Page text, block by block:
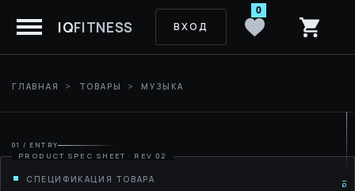
IQFITNESS ВХОД
0
ГЛАВНАЯ ТОВАРЫ МУЗЫКА
01 / ENTRY
IQ